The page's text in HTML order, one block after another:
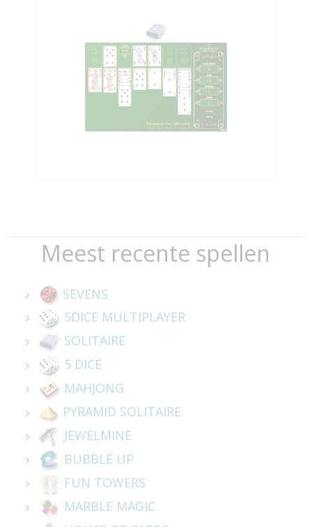
Meest recente spellen
SEVENS
5DICE MULTIPLAYER
SOLITAIRE
5 DICE
MAHJONG
PYRAMID SOLITAIRE
JEWELMINE
BUBBLE UP
FUN TOWERS
MARBLE MAGIC